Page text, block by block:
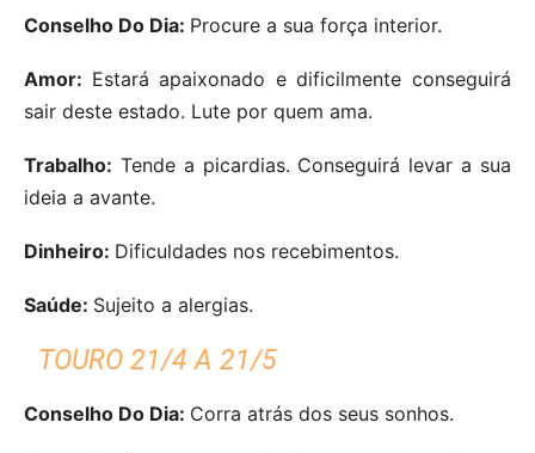
Conselho Do Dia: Procure a sua força interior.
Amor: Estará apaixonado e dificilmente conseguirá
sair deste estado. Lute por quem ama.
Trabalho: Tende a picardias. Conseguirá levar a sua
ideia a avante.
Dinheiro: Dificuldades nos recebimentos.
Saúde: Sujeito a alergias.
TOURO 21/4 A 21/5
Conselho Do Dia: Corra atrás dos seus sonhos.